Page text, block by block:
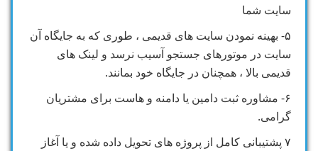
سایت شما
۵- بهینه نمودن سایت های قدیمی ، طوری که به جایگاه آن
سایت در موتورهای جستجو آسیب نرسد و لینک های
قدیمی بالا ، همچنان در جایگاه خود بمانند.
۶- مشاوره ثبت دامین یا دامنه و هاست برای مشتریان
گرامی.
۷ پشتیبانی کامل از پروژه های تحویل داده شده و یا آغاز